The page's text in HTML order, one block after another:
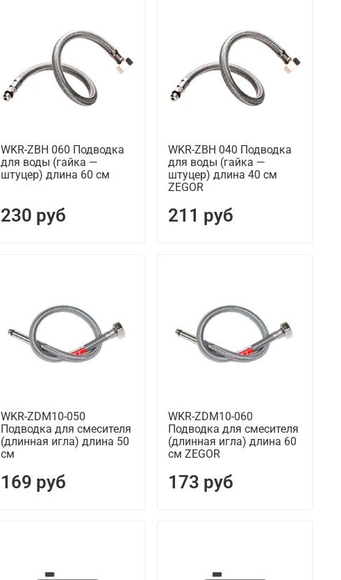
WKR-ZBH 060 Подводка
для воды (гайка —
штуцер) длина 60 см
230 руб
WKR-ZBH 040 Подводка
для воды (гайка —
штуцер) длина 40 см
ZEGOR
211 руб
WKR-ZDM10-050
Подводка для смесителя
(длинная игла) длина 50
см
169 руб
WKR-ZDM10-060
Подводка для смесителя
(длинная игла) длина 60
см ZEGOR
173 руб